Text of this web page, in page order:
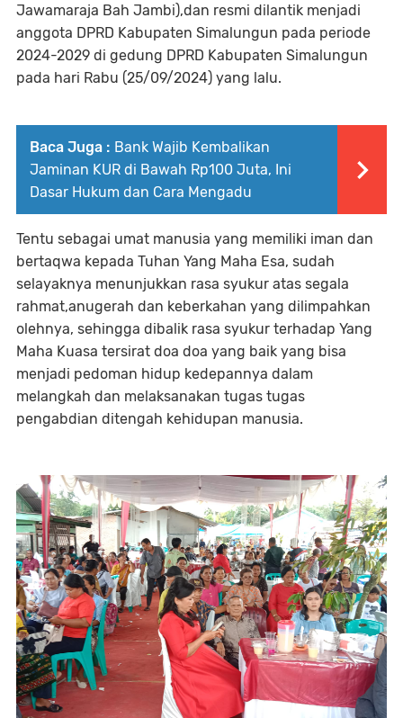
Jawamaraja Bah Jambi),dan resmi dilantik menjadi
anggota DPRD Kabupaten Simalungun pada periode
2024-2029 di gedung DPRD Kabupaten Simalungun
pada hari Rabu (25/09/2024) yang lalu.
Baca Juga : Bank Wajib Kembalikan
Jaminan KUR di Bawah Rp100 Juta, Ini
Dasar Hukum dan Cara Mengadu
Tentu sebagai umat manusia yang memiliki iman dan
bertaqwa kepada Tuhan Yang Maha Esa, sudah
selayaknya menunjukkan rasa syukur atas segala
rahmat,anugerah dan keberkahan yang dilimpahkan
olehnya, sehingga dibalik rasa syukur terhadap Yang
Maha Kuasa tersirat doa doa yang baik yang bisa
menjadi pedoman hidup kedepannya dalam
melangkah dan melaksanakan tugas tugas
pengabdian ditengah kehidupan manusia.